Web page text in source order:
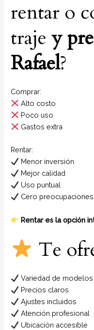
rentar o
trajey
Rafael?
Comprar:
Alto costo
Poco uso
Gastos extra
Rentar:
Menor inversión
Mejor calidad
Uso puntual
Cero preocupaciones
Rentar es la opción
Te
Variedad de modelos
Precios claros
Ajustes incluidos
Atención profesional
Ubicación accesible